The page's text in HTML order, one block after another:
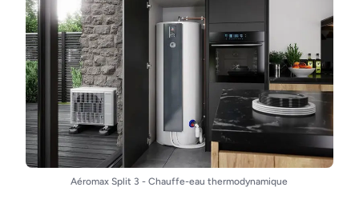
Aéromax Split 3 - Chauffe-eau thermodynamique